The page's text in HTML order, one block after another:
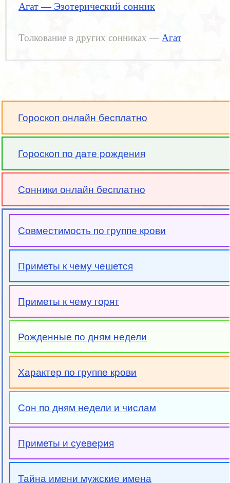
Агат — Эзотерический сонник
Толкование в других сонниках — Агат
Гороскоп онлайн бесплатно
Гороскоп по дате рождения
Сонники онлайн бесплатно
Совместимость по группе крови
Приметы к чему чешется
Приметы к чему горят
Рожденные по дням недели
Характер по группе крови
Сон по дням недели и числам
Приметы и суеверия
Тайна имени мужские имена